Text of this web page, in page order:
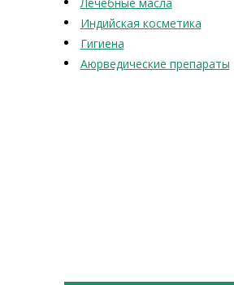
Лечебные масла
Индийская косметика
Гигиена
Аюрведические препараты